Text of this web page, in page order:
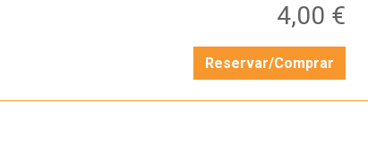
4,00 €
Reservar/Comprar